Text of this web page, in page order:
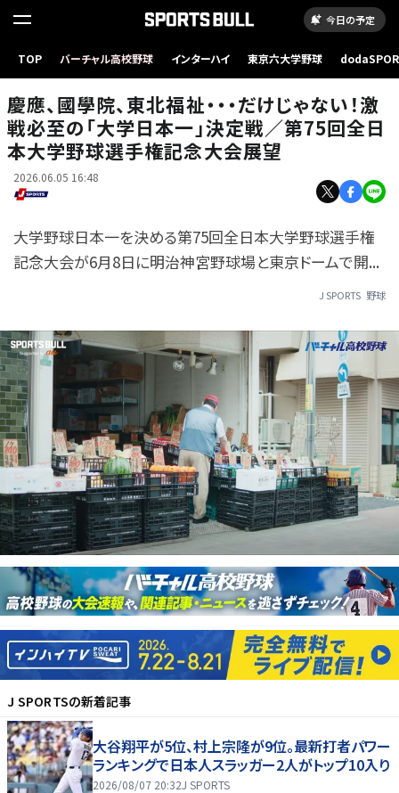
今日の予定
TOP バーチャル高校野球 インターハイ 東京六大学野球
慶應、國學院、東北福祉・・・だけじゃない！激
戦必至の「大学日本一」決定戦／第75回全日
本大学野球選手権記念大会展望
2026.06.05 16:48
大学野球日本一を決める第75回全日本大学野球選手権
記念大会が6月8日に明治神宮野球場と東京ドームで開...
J SPORTS 野球
J SPORTSの新着記事
大谷翔平が5位、村上宗隆が9位。最新打者パワー
ランキングで日本人スラッガー2人がトップ10入り
2026/08/07 20:32J SPORTS